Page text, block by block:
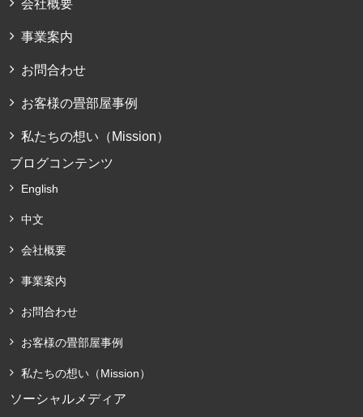
会社概要
事業案内
お問合わせ
お客様の畳部屋事例
私たちの想い（Mission）
ブログコンテンツ
English
中文
会社概要
事業案内
お問合わせ
お客様の畳部屋事例
私たちの想い（Mission）
ソーシャルメディア